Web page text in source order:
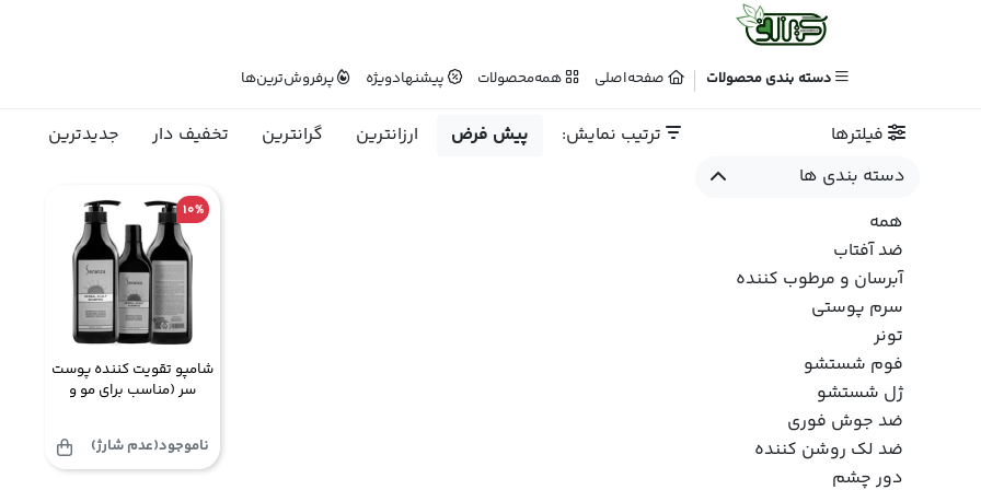
دسته بندی محصولات صفحه‌اصلی همه‌محصولات پیشنهاد‌ویژه پرفروش‌ترین‌ها
فیلترها ترتیب نمایش: پیش فرض ارزانترین گرانترین تخفیف دار
جدیدترین
دسته بندی ها
همه
ضد آفتاب
آبرسان و مرطوب کننده
سرم پوستی
تونر
فوم شستشو
ژل شستشو
ضد جوش فوری
ضد لک روشن کننده
دور چشم
10%
شامپو تقویت کننده پوست
سر (مناسب برای مو و
ناموجود(عدم شارژ)